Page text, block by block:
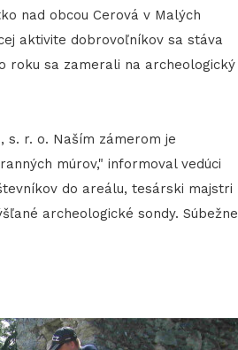
nad obcou Cerová v Malých
aktivite dobrovoľníkov sa stáva
roku sa zamerali na archeologický
r. o. Naším zámerom je
múrov," informoval vedúci
do areálu, tesárski majstri
archeologické sondy. Súbežne